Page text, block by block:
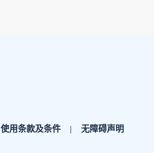
使用条款及条件 无障碍声明